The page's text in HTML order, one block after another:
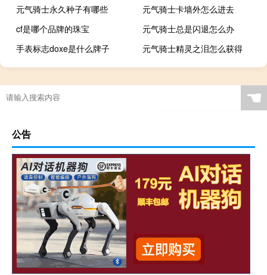
元气骑士永久种子有哪些
元气骑士卡墙外怎么进去
cf是哪个品牌的珠宝
元气骑士总是闪退怎么办
手表标志doxe是什么牌子
元气骑士精灵之泪怎么获得
☚
公告